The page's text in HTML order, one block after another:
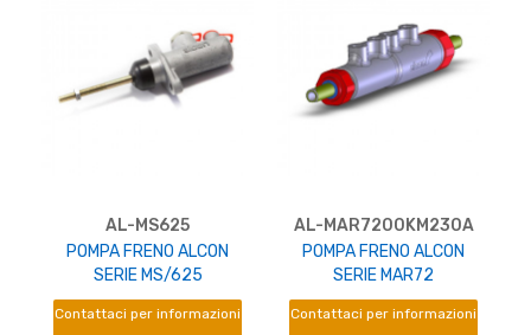
AL-MS625
POMPA FRENO ALCON
SERIE MS/625
Contattaci per informazioni
AL-MAR7200KM230A
POMPA FRENO ALCON
SERIE MAR72
Contattaci per informazioni